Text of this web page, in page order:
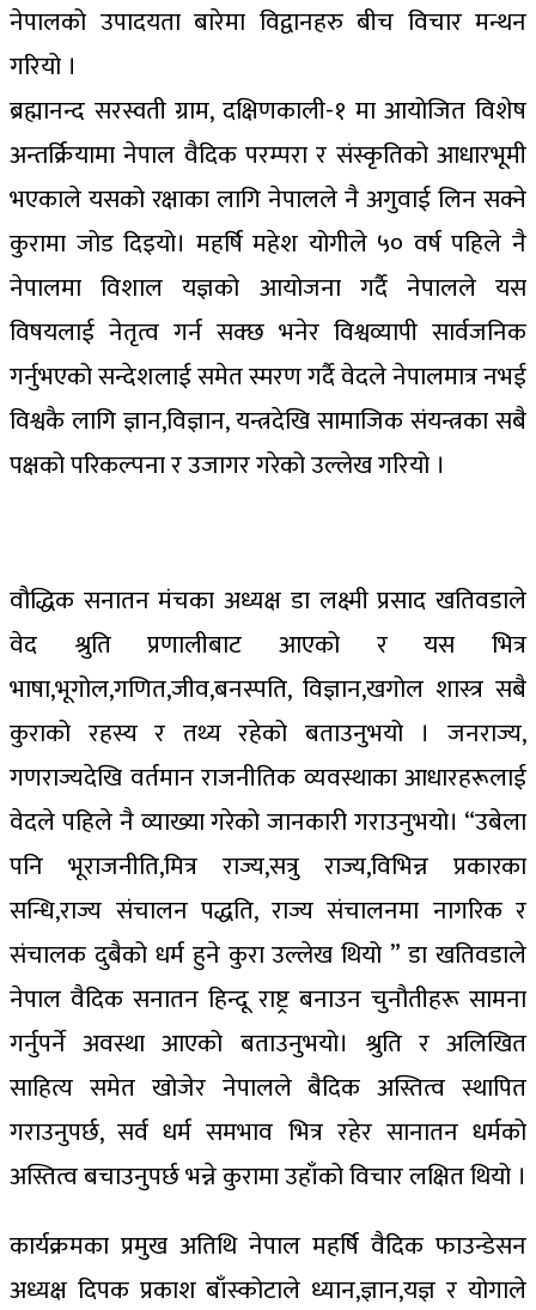
नेपालको उपादयता बारेमा विद्वानहरु बीच विचार मन्थन
गरियो ।
ब्रह्मानन्द सरस्वती ग्राम, दक्षिणकाली-१ मा आयोजित विशेष
अन्तर्क्रियामा नेपाल वैदिक परम्परा र संस्कृतिको आधारभूमी
भएकाले यसको रक्षाका लागि नेपालले नै अगुवाई लिन सक्ने
कुरामा जोड दिइयो। महर्षि महेश योगीले ५० वर्ष पहिले नै
नेपालमा विशाल यज्ञको आयोजना गर्दै नेपालले यस
विषयलाई नेतृत्व गर्न सक्छ भनेर विश्वव्यापी सार्वजनिक
गर्नुभएको सन्देशलाई समेत स्मरण गर्दै वेदले नेपालमात्र नभई
विश्वकै लागि ज्ञान,विज्ञान, यन्त्रदेखि सामाजिक संयन्त्रका सबै
पक्षको परिकल्पना र उजागर गरेको उल्लेख गरियो ।
वौद्धिक सनातन मंचका अध्यक्ष डा लक्ष्मी प्रसाद खतिवडाले
वेद श्रुति प्रणालीबाट आएको र यस भित्र
भाषा,भूगोल,गणित,जीव,बनस्पति, विज्ञान,खगोल शास्त्र सबै
कुराको रहस्य र तथ्य रहेको बताउनुभयो । जनराज्य,
गणराज्यदेखि वर्तमान राजनीतिक व्यवस्थाका आधारहरूलाई
वेदले पहिले नै व्याख्या गरेको जानकारी गराउनुभयो। “उबेला
पनि भूराजनीति,मित्र राज्य,सत्रु राज्य,विभिन्न प्रकारका
सन्धि,राज्य संचालन पद्धति, राज्य संचालनमा नागरिक र
संचालक दुबैको धर्म हुने कुरा उल्लेख थियो ” डा खतिवडाले
नेपाल वैदिक सनातन हिन्दू राष्ट्र बनाउन चुनौतीहरू सामना
गर्नुपर्ने अवस्था आएको बताउनुभयो। श्रुति र अलिखित
साहित्य समेत खोजेर नेपालले बैदिक अस्तित्व स्थापित
गराउनुपर्छ, सर्व धर्म समभाव भित्र रहेर सानातन धर्मको
अस्तित्व बचाउनुपर्छ भन्ने कुरामा उहाँको विचार लक्षित थियो ।
कार्यक्रमका प्रमुख अतिथि नेपाल महर्षि वैदिक फाउन्डेसन
अध्यक्ष दिपक प्रकाश बाँस्कोटाले ध्यान,ज्ञान,यज्ञ र योगाले